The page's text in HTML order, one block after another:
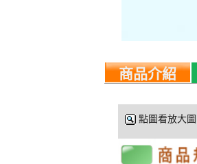
商品介紹
點圖看放大圖